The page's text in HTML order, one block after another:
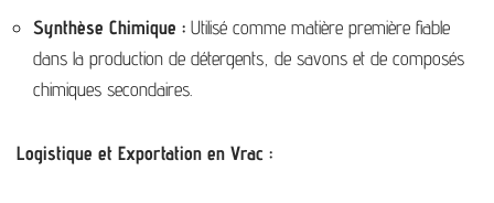
Synthèse Chimique : Utilisé comme matière première fiable
dans la production de détergents, de savons et de composés
chimiques secondaires.
Logistique et Exportation en Vrac :